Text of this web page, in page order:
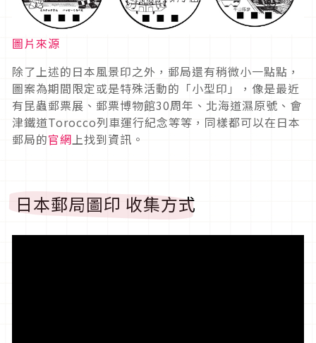
圖片來源
除了上述的日本風景印之外，郵局還有稍微小一點點，
圖案為期間限定或是特殊活動的「小型印」，像是最近
有昆蟲郵票展、郵票博物館30周年、北海道濕原號、會
津鐵道Torocco列車運行紀念等等，同樣都可以在日本
郵局的官網 上找到資訊。
日本郵局圖印 收集方式